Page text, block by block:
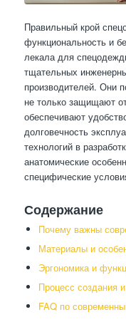
Правильный крой
функциональность и
лекала для
тщательных
производителей. Они
не только защищают
обеспечивают
долговечность
технологий в
анатомические
специфические
Содержание
Почему важны
Материалы и
Эргономика и
Процесс создания
FAQ по